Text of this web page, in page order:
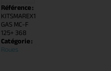
Référence :
KITSMAREX1
GAS MC-F
125+ 368
Catégorie :
Roues